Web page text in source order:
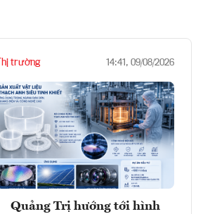
Thị trường 14:41, 09/08/2026
Quảng Trị hướng tới hình